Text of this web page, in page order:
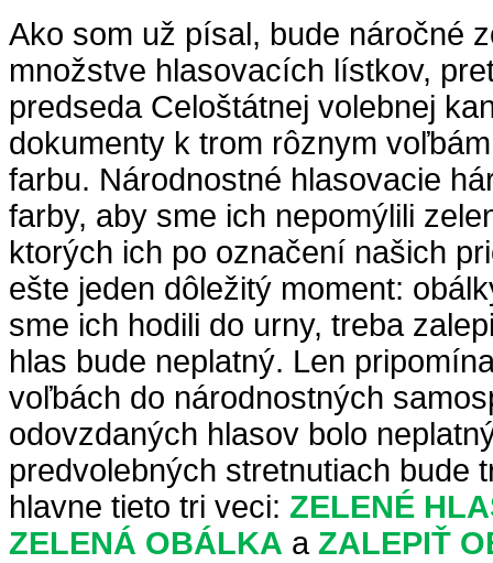
Ako som už písal, bude náročné
množstve hlasovacích lístkov,
predseda Celoštátnej volebnej
dokumenty k trom rôznym
farbu. Národnostné hlasovacie
farby, aby sme ich nepomýlili
ktorých ich po označení našich
ešte jeden dôležitý moment:
sme ich hodili do urny, treba
hlas bude neplatný. Len
voľbách do národnostných
odovzdaných hlasov bolo
predvolebných stretnutiach bude
hlavne tieto tri veci: ZELENÉ
ZELENÁ OBÁLKA a ZALEPIŤ